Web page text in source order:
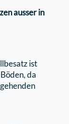
ausser in
ist
da